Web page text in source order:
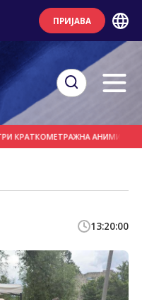
ПРИЈАВА
АНИМИРАНА
13:20:00